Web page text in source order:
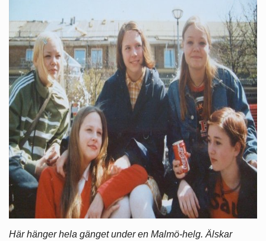
Här hänger hela gänget under en Malmö-helg. Älskar